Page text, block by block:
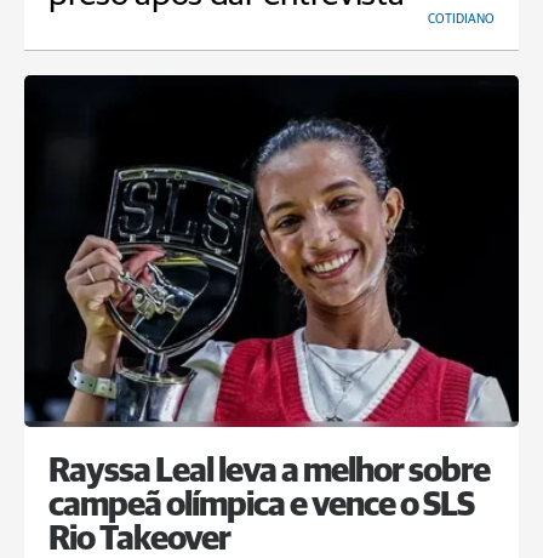
COTIDIANO
Rayssa Leal leva a melhor sobre
campeã olímpica e vence o SLS
Rio Takeover